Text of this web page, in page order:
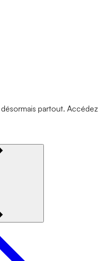
partout. Accédez